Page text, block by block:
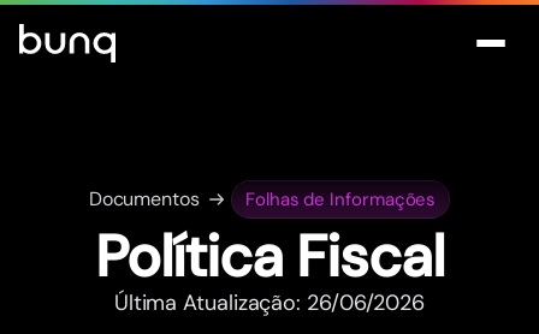
Documentos Folhas de Informações
Política Fiscal
Última Atualização: 26/06/2026